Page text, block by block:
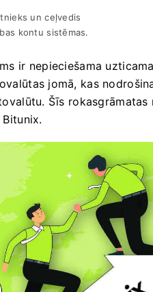
un ceļvedis
kontu sistēmas.
ir nepieciešama
jomā, kas
Šīs rokasgrāmatas